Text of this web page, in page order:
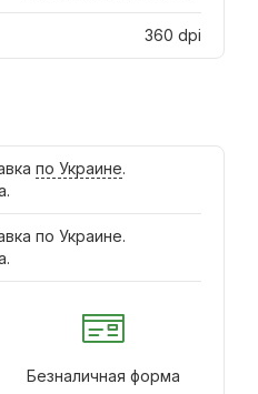
360 dpi
по Украине.
по Украине.
Безналичная форма